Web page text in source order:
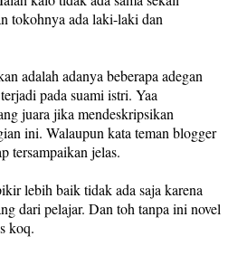
tokohnya ada laki-laki dan
adalah adanya beberapa adegan
pada suami istri. Yaa
juara jika mendeskripsikan
ini. Walaupun kata teman blogger
tersampaikan jelas.
lebih baik tidak ada saja karena
dari pelajar. Dan toh tanpa ini novel
koq.